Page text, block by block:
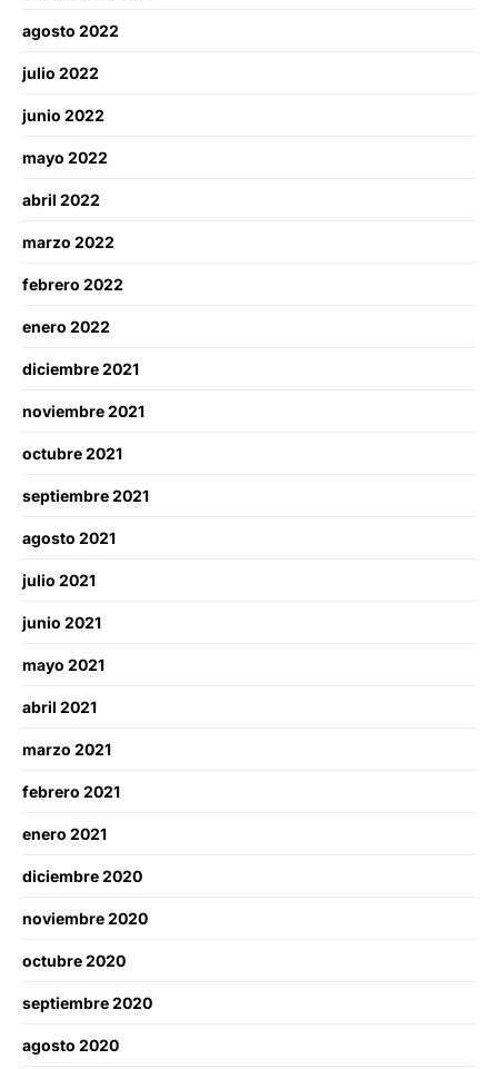
agosto 2022
julio 2022
junio 2022
mayo 2022
abril 2022
marzo 2022
febrero 2022
enero 2022
diciembre 2021
noviembre 2021
octubre 2021
septiembre 2021
agosto 2021
julio 2021
junio 2021
mayo 2021
abril 2021
marzo 2021
febrero 2021
enero 2021
diciembre 2020
noviembre 2020
octubre 2020
septiembre 2020
agosto 2020